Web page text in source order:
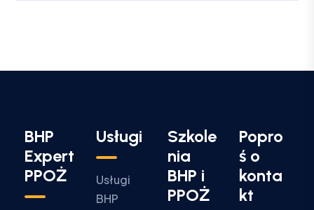
BHP
Expert
PPOŻ
Usługi
Usługi
BHP
Szkole
nia
BHP i
PPOŻ
Popro
ś o
konta
kt